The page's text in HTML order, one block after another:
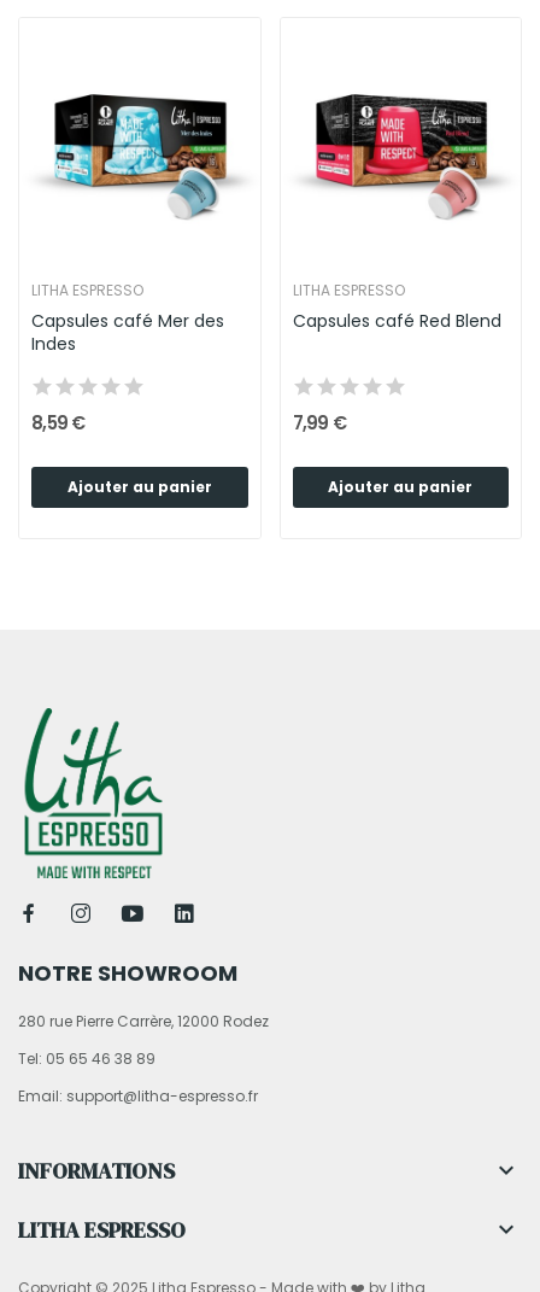
LITHA ESPRESSO
Capsules café Mer des
Indes
8,59 €
Ajouter au panier
LITHA ESPRESSO
Capsules café Red Blend
7,99 €
Ajouter au panier
NOTRE SHOWROOM
280 rue Pierre Carrère, 12000 Rodez
Tel: 05 65 46 38 89
Email: support@litha-espresso.fr
INFORMATIONS 
LITHA ESPRESSO 
Copyright © 2025 Litha Espresso - Made with ❤️ by Litha